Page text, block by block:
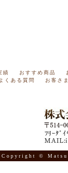
績 おすすめ商品
よくある質問
お客さ
Copyright ©